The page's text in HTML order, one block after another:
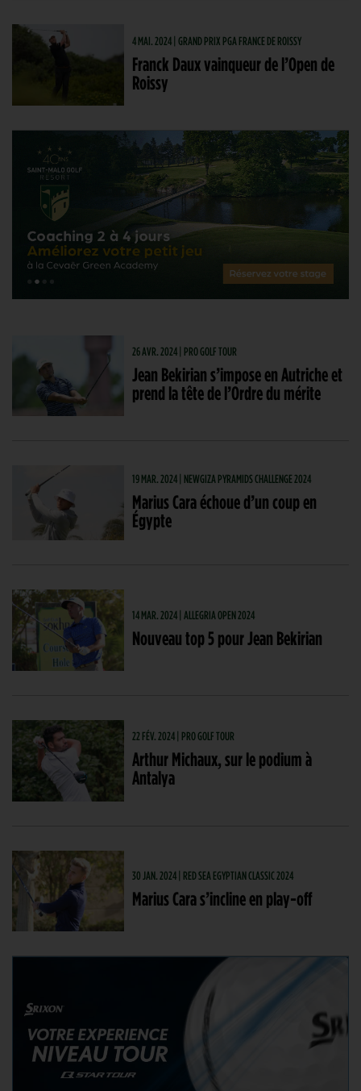
4 MAI. 2024 | GRAND PRIX PGA FRANCE DE ROISSY
Franck Daux vainqueur de l’Open de
Roissy
26 AVR. 2024 | PRO GOLF TOUR
Jean Bekirian s’impose en Autriche et
prend la tête de l’Ordre du mérite
19 MAR. 2024 | NEWGIZA PYRAMIDS CHALLENGE 2024
Marius Cara échoue d’un coup en
Égypte
14 MAR. 2024 | ALLEGRIA OPEN 2024
Nouveau top 5 pour Jean Bekirian
22 FÉV. 2024 | PRO GOLF TOUR
Arthur Michaux, sur le podium à
Antalya
30 JAN. 2024 | RED SEA EGYPTIAN CLASSIC 2024
Marius Cara s’incline en play-off